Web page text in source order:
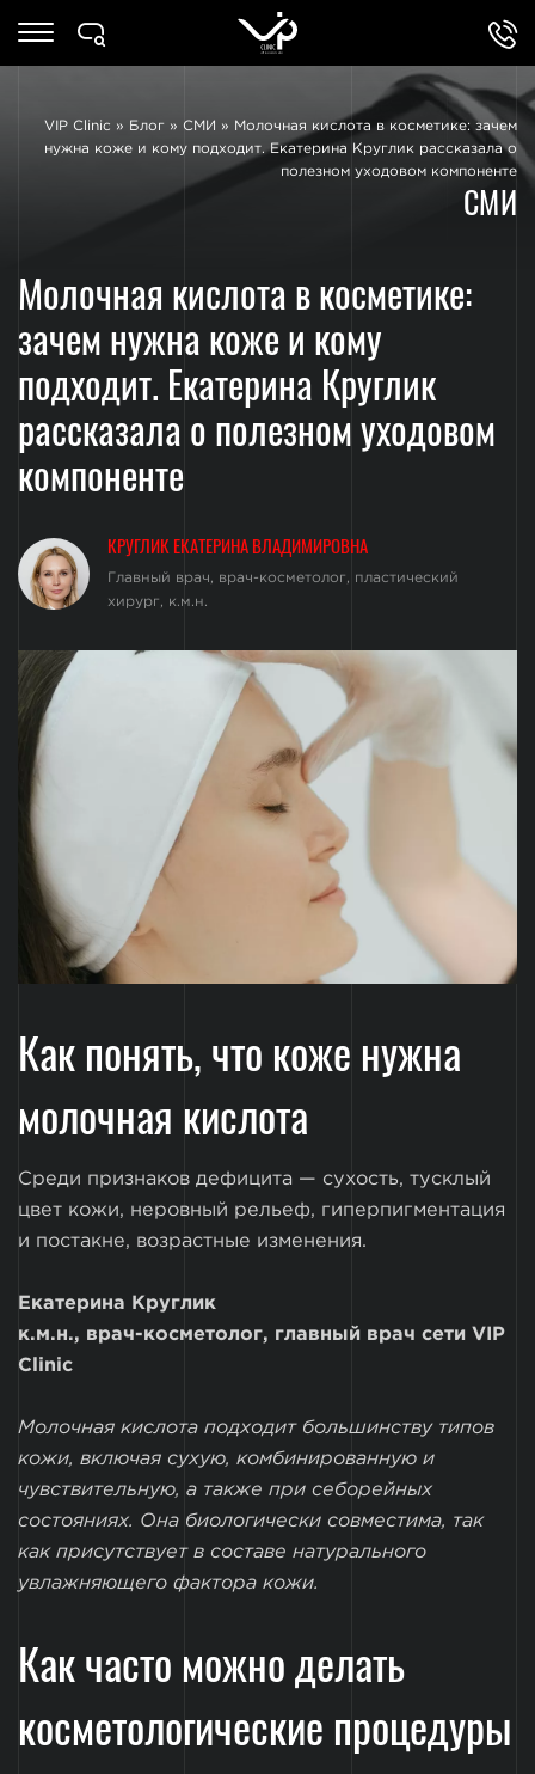
VIP Clinic » Блог » СМИ »
Молочная кислота в косметике: зачем
нужна коже и кому подходит. Екатерина Круглик рассказала о
полезном уходовом компоненте
СМИ
Молочная кислота в косметике:
зачем нужна коже и кому
подходит. Екатерина Круглик
рассказала о полезном уходовом
компоненте
КРУГЛИК ЕКАТЕРИНА ВЛАДИМИРОВНА
Главный врач, врач-косметолог, пластический
хирург, к.м.н.
Как понять, что коже нужна
молочная кислота
Среди признаков дефицита — сухость, тусклый
цвет кожи, неровный рельеф, гиперпигментация
и постакне, возрастные изменения.
Екатерина Круглик
к.м.н., врач-косметолог, главный врач сети VIP
Clinic
Молочная кислота подходит большинству типов
кожи, включая сухую, комбинированную и
чувствительную, а также при себорейных
состояниях. Она биологически совместима, так
как присутствует в составе натурального
увлажняющего фактора кожи.
Как часто можно делать
косметологические процедуры